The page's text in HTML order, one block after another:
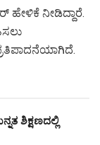
ನೀಡಿದ್ದಾರೆ.
ಶಿಕ್ಷಣದಲ್ಲಿ